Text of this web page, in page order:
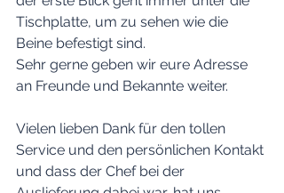
Tischplatte, um zu sehen wie die
Beine befestigt sind.
Sehr gerne geben wir eure Adresse
an Freunde und Bekannte weiter.
Vielen lieben Dank für den tollen
Service und den persönlichen Kontakt
und dass der Chef bei der